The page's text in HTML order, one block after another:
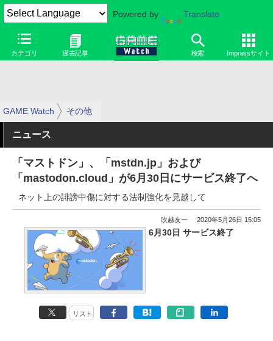
Powered by Translate
カテゴリ 過去記事 検索 Impressサイト
GAME Watch その他
ニュース
「マストドン」、「mstdn.jp」および
「mastodon.cloud」が6月30日にサービス終了へ
ネット上の誹謗中傷に対する法制強化を見越して
吹越友一 2020年5月26日 15:05
6月30日 サービス終了
リスト